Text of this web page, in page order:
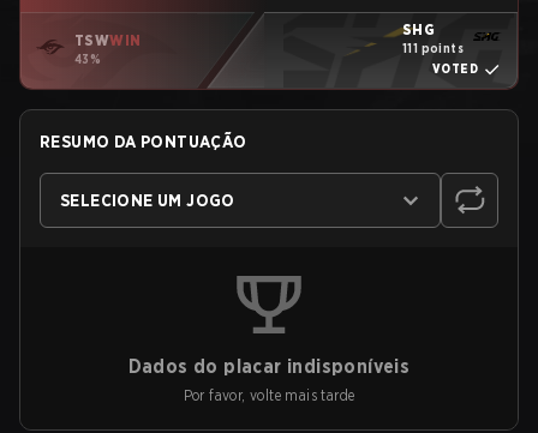
TSWWIN
43%
SHG
111 points
VOTED
RESUMO DA PONTUAÇÃO
SELECIONE UM JOGO
Dados do placar indisponíveis
Por favor, volte mais tarde